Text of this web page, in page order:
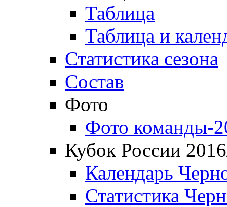
Таблица
Таблица и
Статистика сезона
Состав
Фото
Фото команды-
Кубок России
Календарь
Статистика